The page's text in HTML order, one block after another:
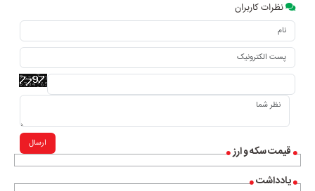
قیمت سکه و ارز
یادداشت
نظرات کاربران
ارسال